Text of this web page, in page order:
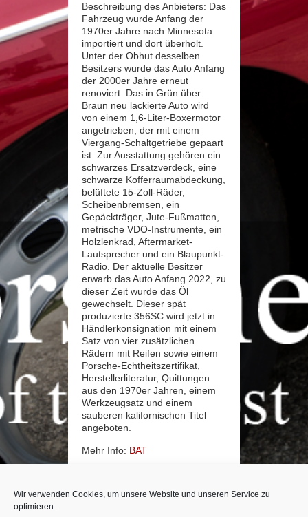
Wir verwenden Cookies, um unsere Website und unseren Service zu
optimieren.
Beschreibung des Anbieters: Das
Fahrzeug wurde Anfang der
1970er Jahre nach Minnesota
importiert und dort überholt.
Unter der Obhut desselben
Besitzers wurde das Auto Anfang
der 2000er Jahre erneut
renoviert. Das in Grün über
Braun neu lackierte Auto wird
von einem 1,6-Liter-Boxermotor
angetrieben, der mit einem
Viergang-Schaltgetriebe gepaart
ist. Zur Ausstattung gehören ein
schwarzes Ersatzverdeck, eine
schwarze Kofferraumabdeckung,
belüftete 15-Zoll-Räder,
Scheibenbremsen, ein
Gepäckträger, Jute-Fußmatten,
metrische VDO-Instrumente, ein
Holzlenkrad, Aftermarket-
Lautsprecher und ein Blaupunkt-
Radio. Der aktuelle Besitzer
erwarb das Auto Anfang 2022, zu
dieser Zeit wurde das Öl
gewechselt. Dieser spät
produzierte 356SC wird jetzt in
Händlerkonsignation mit einem
Satz von vier zusätzlichen
Rädern mit Reifen sowie einem
Porsche-Echtheitszertifikat,
Herstellerliteratur, Quittungen
aus den 1970er Jahren, einem
Werkzeugsatz und einem
sauberen kalifornischen Titel
angeboten.
Mehr Info: BAT